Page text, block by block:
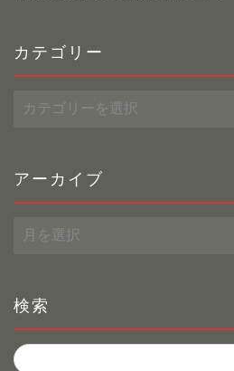
カテゴリー
テ
ー
アーカイブ
ー
ブ
検索